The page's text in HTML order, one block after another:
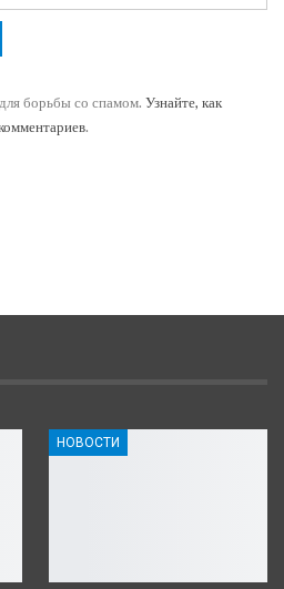
борьбы со спамом. Узнайте, как
.
НОВОСТИ